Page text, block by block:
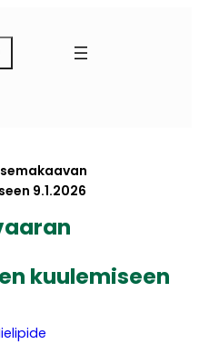
9.1.2026
kuulemiseen